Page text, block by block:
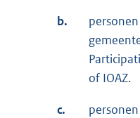
b.
of IOAZ.
c.